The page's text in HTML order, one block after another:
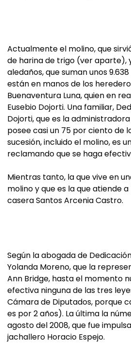
Actualmente el molino, que
de harina de trigo (ver aparte),
aledaños, que suman unos
están en manos de los
Buenaventura Luna, quien en
Eusebio Dojorti. Una familiar,
Dojorti, que es la
posee casi un 75 por ciento de
sucesión, incluido el molino, es
reclamando que se haga
Mientras tanto, la que vive en
molino y que es la que atiende
casera Santos Arcenia Castro.
Según la abogada de
Yolanda Moreno, que la
Ann Bridge, hasta el momento
efectiva ninguna de las tres
Cámara de Diputados, porque
es por 2 años). La última la
agosto del 2008, que fue
jachallero Horacio Espejo.